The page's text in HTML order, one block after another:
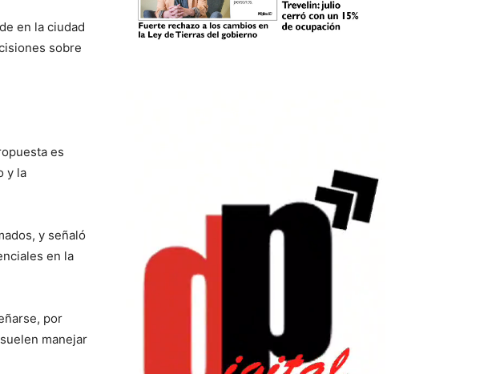
en la ciudad
sobre
es
y la
y señaló
en la
por
manejar